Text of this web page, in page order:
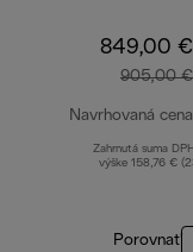
849,00 €
905,00 €
Navrhovaná cena
Zahrnutá suma
výške 158,76 €
Porovnať